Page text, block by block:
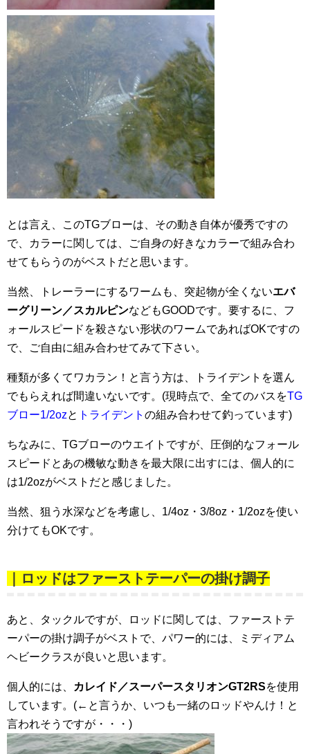
とは言え、このTGブローは、その動き自体が優秀ですの
で、カラーに関しては、ご自身の好きなカラーで組み合わ
せてもらうのがベストだと思います。
当然、トレーラーにするワームも、突起物が全くないエバ
ーグリーン／スカルピンなどもGOODです。要するに、フ
ォールスピードを殺さない形状のワームであればOKですの
で、ご自由に組み合わせてみて下さい。
種類が多くてワカラン！と言う方は、トライデントを選ん
でもらえれば間違いないです。(現時点で、全てのバスをTG
ブロー1/2ozと トライデント の組み合わせて釣っています)
ちなみに、TGブローのウエイトですが、圧倒的なフォール
スピードとあの機敏な動きを最大限に出すには、個人的に
は1/2ozがベストだと感じました。
当然、狙う水深などを考慮し、1/4oz・3/8oz・1/2ozを使い
分けてもOKです。
｜ロッドはファーストテーパーの掛け調子
あと、タックルですが、ロッドに関しては、ファーストテ
ーパーの掛け調子がベストで、パワー的には、ミディアム
ヘビークラスが良いと思います。
個人的には、 カレイド／スーパースタリオンGT2RSを使用
しています。(←と言うか、いつも一緒のロッドやんけ！と
言われそうですが・・・)